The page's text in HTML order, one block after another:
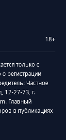
18+
только с
регистрации
Частное
12-27-73, г.
Главный
в публикациях